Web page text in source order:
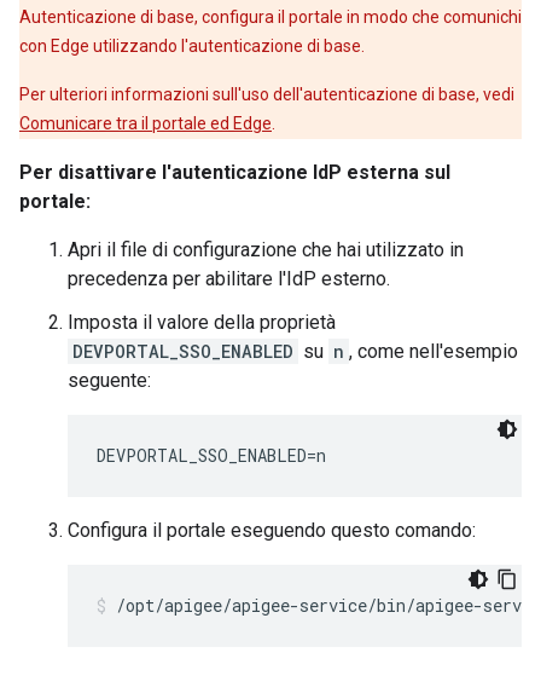
Autenticazione di base, configura il portale in modo che comunichi
con Edge utilizzando l'autenticazione di base.
Per ulteriori informazioni sull'uso dell'autenticazione di base, vedi
Comunicare tra il portale ed Edge.
Per disattivare l'autenticazione IdP esterna sul
portale:
Apri il file di configurazione che hai utilizzato in
precedenza per abilitare l'IdP esterno.
Imposta il valore della proprietà
DEVPORTAL_SSO_ENABLED su n , come nell'esempio
seguente:
DEVPORTAL_SSO_ENABLED=n
Configura il portale eseguendo questo comando:
/opt/apigee/apigee-service/bin/apigee-